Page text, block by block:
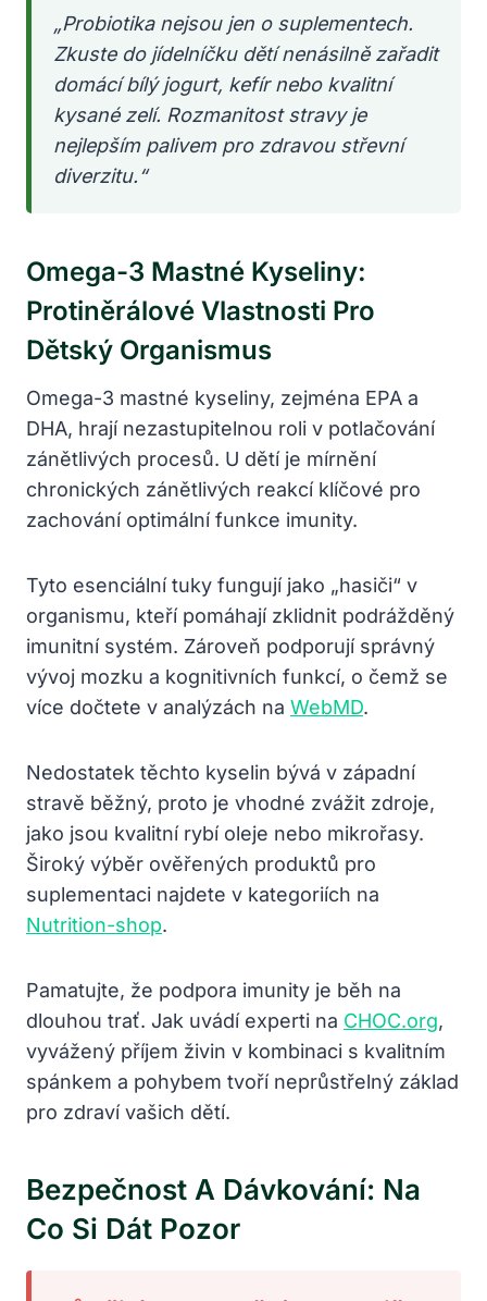
„Probiotika nejsou jen o suplementech.
Zkuste do jídelníčku dětí nenásilně zařadit
domácí bílý jogurt, kefír nebo kvalitní
kysané zelí. Rozmanitost stravy je
nejlepším palivem pro zdravou střevní
diverzitu.“
Omega-3 Mastné Kyseliny:
Protiněrálové Vlastnosti Pro
Dětský Organismus
Omega-3 mastné kyseliny, zejména EPA a
DHA, hrají nezastupitelnou roli v potlačování
zánětlivých procesů. U dětí je mírnění
chronických zánětlivých reakcí klíčové pro
zachování optimální funkce imunity.
Tyto esenciální tuky fungují jako „hasiči“ v
organismu, kteří pomáhají zklidnit podrážděný
imunitní systém. Zároveň podporují správný
vývoj mozku a kognitivních funkcí, o čemž se
více dočtete v analýzách na WebMD.
Nedostatek těchto kyselin bývá v západní
stravě běžný, proto je vhodné zvážit zdroje,
jako jsou kvalitní rybí oleje nebo mikrořasy.
Široký výběr ověřených produktů pro
suplementaci najdete v kategoriích na
Nutrition-shop.
Pamatujte, že podpora imunity je běh na
dlouhou trať. Jak uvádí experti na CHOC.org,
vyvážený příjem živin v kombinaci s kvalitním
spánkem a pohybem tvoří neprůstřelný základ
pro zdraví vašich dětí.
Bezpečnost A Dávkování: Na
Co Si Dát Pozor